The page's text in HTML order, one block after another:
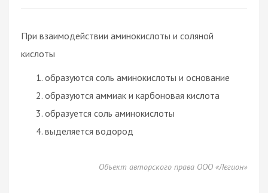
При взаимодействии аминокислоты и соляной
кислоты
образуются соль аминокислоты и основание
образуются аммиак и карбоновая кислота
образуется соль аминокислоты
выделяется водород
Объект авторского права ООО «Легион»